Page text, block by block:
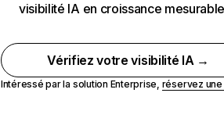
visibilité IA en croissance
Vérifiez votre visibilité IA →
Intéressé par la solution Enterprise, réservez